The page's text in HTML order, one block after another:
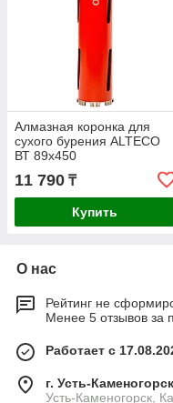
Алмазная коронка для
сухого бурения ALTECO
ВТ 89х450
11 790 ₸
Купить
О нас
Рейтинг не
Менее 5 отзывов за
Работает с
г. Усть-Каменогорск
Усть-Каменогорск,